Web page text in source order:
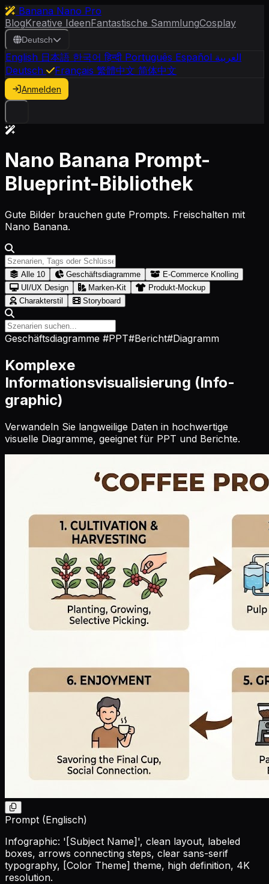
Banana Nano Pro
BlogKreative IdeenFantastische SammlungCosplay
Deutsch
English 日本語 한국어 हिन्दी Português Español العربية
Deutsch
Français 繁體中文 简体中文
Anmelden
Nano Banana Prompt-
Blueprint-Bibliothek
Gute Bilder brauchen gute Prompts. Freischalten mit
Nano Banana.
Alle 10 Geschäftsdiagramme
E-Commerce Knolling
UI/UX Design
Marken-Kit
Produkt-Mockup
Charakterstil
Storyboard
Geschäftsdiagramme #PPT#Bericht#Diagramm
Komplexe
Informationsvisualisierung (Info-
graphic)
Verwandeln Sie langweilige Daten in hochwertige
visuelle Diagramme, geeignet für PPT und Berichte.
Prompt (Englisch)
Infographic: ' [Subject Name]', clean layout, labeled
boxes, arrows connecting steps, clear sans-serif
typography, [Color Theme] theme, high definition, 4K
resolution.